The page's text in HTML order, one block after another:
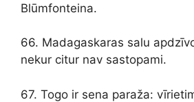
Blūmfonteina.
66. Madagaskaras salu
nekur citur nav sastopami.
67. Togo ir sena paraža: